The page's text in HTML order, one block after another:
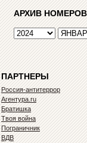
АРХИВ НОМЕРОВ
ПАРТНЕРЫ
Россия-антитеррор
Агентура.ru
Братишка
Твоя война
Пограничник
ВДВ